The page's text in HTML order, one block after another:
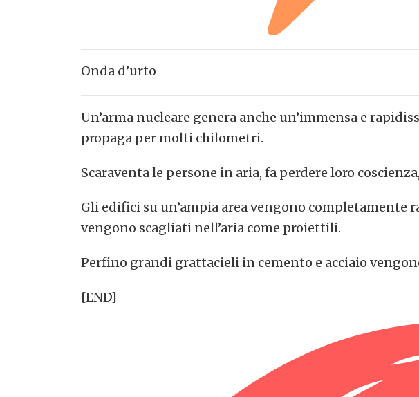
Onda d’urto
Un’arma nucleare genera anche un’immensa e
propaga per molti chilometri.
Scaraventa le persone in aria, fa perdere loro
Gli edifici su un’ampia area vengono
vengono scagliati nell’aria come proiettili.
Perfino grandi grattacieli in cemento e acciaio
[END]